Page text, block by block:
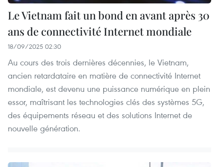
Le Vietnam fait un bond en avant après 30
ans de connectivité Internet mondiale
18/09/2025 02:30
Au cours des trois dernières décennies, le Vietnam,
ancien retardataire en matière de connectivité Internet
mondiale, est devenu une puissance numérique en plein
essor, maîtrisant les technologies clés des systèmes 5G,
des équipements réseau et des solutions Internet de
nouvelle génération.